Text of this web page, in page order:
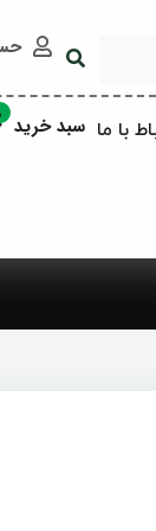
با ما سبد خرید